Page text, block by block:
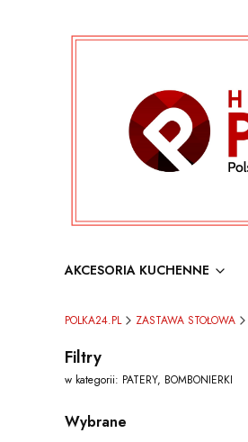
AKCESORIA KUCHENNE
POLKA24.PL ZASTAWA STOŁOWA
Filtry
w kategorii: PATERY, BOMBONIERKI
Wybrane